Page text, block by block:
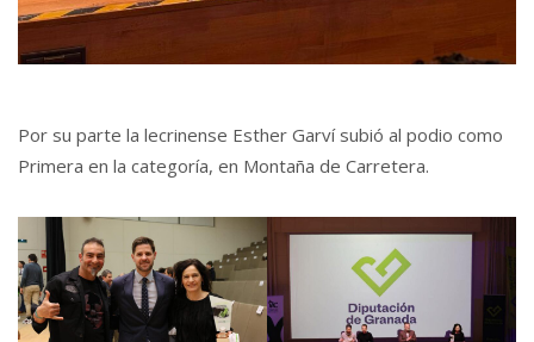
Por su parte la lecrinense Esther Garví subió al podio como
Primera en la categoría, en Montaña de Carretera.